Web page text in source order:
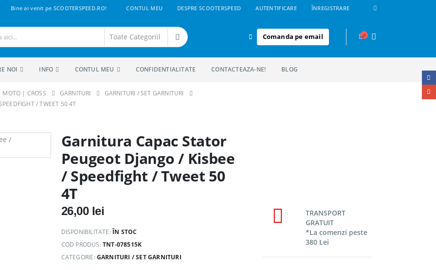
Bine ai venit pe SCOOTERSPEED.RO! CONTUL MEU DESPRE SCOOTERSPEED AUTENTIFICARE ÎNREGISTRARE
Comanda pe email
NOI INFO CONTUL MEU CONFIDENTIALITATE CONTACTEAZA-NE! BLOG
MOTO | CROSS GARNITURI
GARNITURI / SET GARNITURI
/ TWEET 50 4T
Garnitura Capac Stator
Peugeot Django / Kisbee
/ Speedfight / Tweet 50
4T
26,00 lei
DISPONIBILITATE:ÎN STOC
COD PRODUS:TNT-078515K
CATEGORIE: GARNITURI / SET GARNITURI
TRANSPORT
GRATUIT
*La comenzi peste
380 Lei